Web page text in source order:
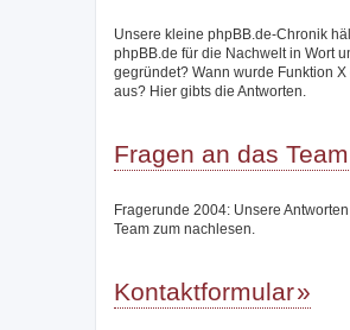
Unsere kleine phpBB.de-Chronik
phpBB.de für die Nachwelt in Wort
gegründet? Wann wurde Funktion
aus? Hier gibts die Antworten.
Fragen an das
Fragerunde 2004: Unsere
Team zum nachlesen.
Kontaktformular